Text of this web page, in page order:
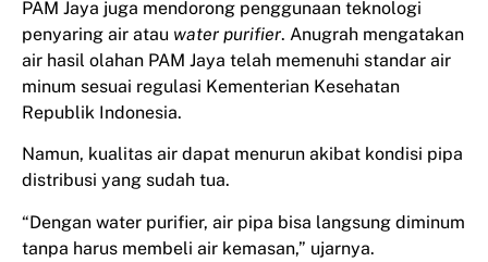
PAM Jaya juga mendorong penggunaan teknologi
penyaring air atau water purifier. Anugrah mengatakan
air hasil olahan PAM Jaya telah memenuhi standar air
minum sesuai regulasi Kementerian Kesehatan
Republik Indonesia.
Namun, kualitas air dapat menurun akibat kondisi pipa
distribusi yang sudah tua.
“Dengan water purifier, air pipa bisa langsung diminum
tanpa harus membeli air kemasan,” ujarnya.